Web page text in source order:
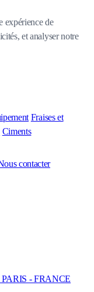
expérience de
et analyser notre
Fraises et
Ciments
contacter
PARIS - FRANCE